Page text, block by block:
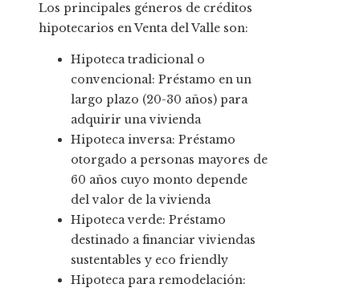
Los principales géneros de créditos
hipotecarios en Venta del Valle son:
Hipoteca tradicional o
convencional: Préstamo en un
largo plazo (20-30 años) para
adquirir una vivienda
Hipoteca inversa: Préstamo
otorgado a personas mayores de
60 años cuyo monto depende
del valor de la vivienda
Hipoteca verde: Préstamo
destinado a financiar viviendas
sustentables y eco friendly
Hipoteca para remodelación: